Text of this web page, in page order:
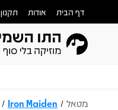
דף הבית אודות תקנון
מטאל /
Iron Maiden
/